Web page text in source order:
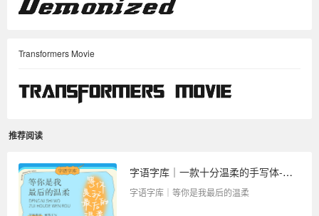
Transformers Movie
推荐阅读
字语字库｜一款十分温柔的手写体-等你是我最后的温柔
字语字库｜等你是我最后的温柔